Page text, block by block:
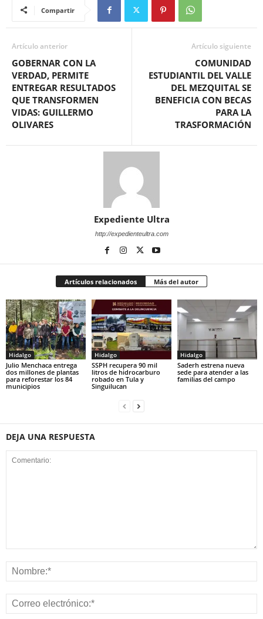
Compartir
Artículo anterior
GOBERNAR CON LA
VERDAD, PERMITE
ENTREGAR RESULTADOS
QUE TRANSFORMEN
VIDAS: GUILLERMO
OLIVARES
Artículo siguiente
COMUNIDAD
ESTUDIANTIL DEL VALLE
DEL MEZQUITAL SE
BENEFICIA CON BECAS
PARA LA
TRASFORMACIÓN
Expediente Ultra
http://expedienteultra.com
Artículos relacionados Más del autor
Hidalgo
Julio Menchaca entrega
dos millones de plantas
para reforestar los 84
municipios
Hidalgo
SSPH recupera 90 mil
litros de hidrocarburo
robado en Tula y
Singuilucan
Hidalgo
Saderh estrena nueva
sede para atender a las
familias del campo
DEJA UNA RESPUESTA